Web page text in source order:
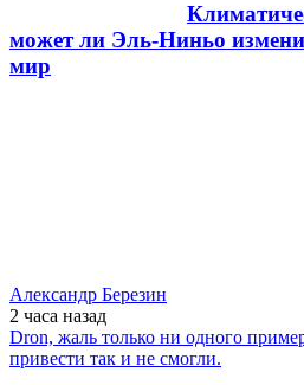
может ли Эль-Ниньо
мир
Александр Березин
2 часа назад
Dron, жаль только ни одного
привести так и не смогли.